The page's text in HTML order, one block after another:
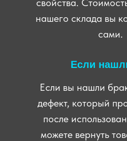
Если
нашего склада вы
сами.
Если вы нашли
дефект, который
после
можете вернуть